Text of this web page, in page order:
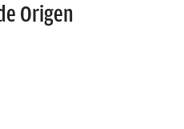
Origen